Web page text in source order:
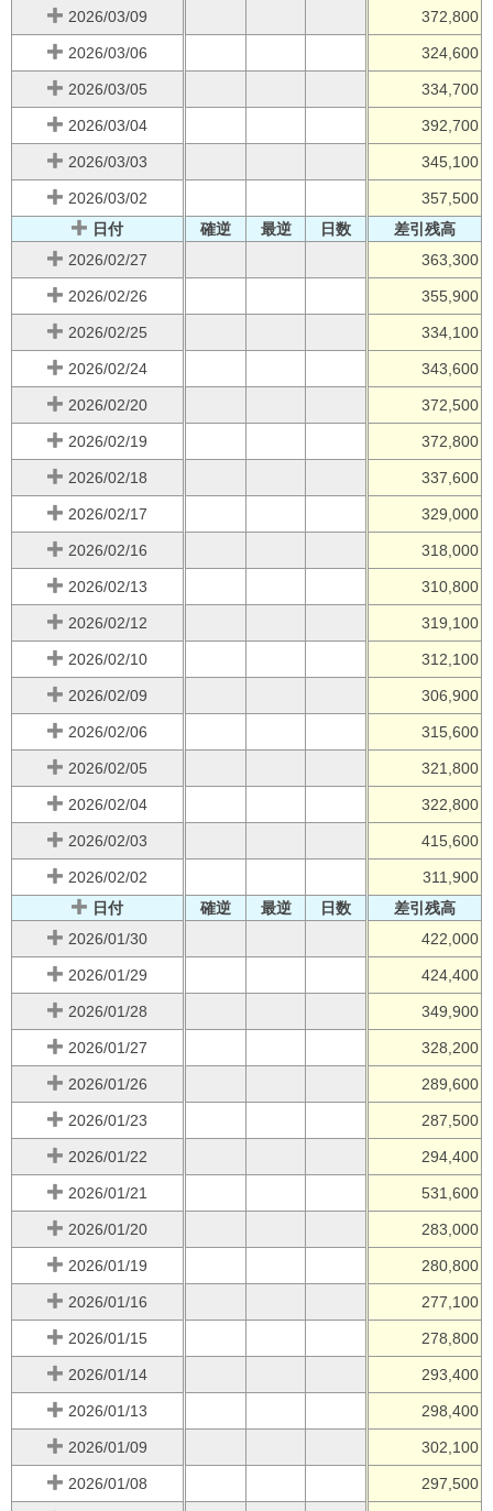
2026/03/09 372,800
2026/03/06 324,600
2026/03/05 334,700
2026/03/04 392,700
2026/03/03 345,100
2026/03/02
357,500
日付
確逆 最逆 日数
差引残高
2026/02/27
363,300
2026/02/26 355,900
2026/02/25 334,100
2026/02/24 343,600
2026/02/20 372,500
2026/02/19 372,800
2026/02/18 337,600
2026/02/17 329,000
2026/02/16 318,000
2026/02/13 310,800
2026/02/12 319,100
2026/02/10 312,100
2026/02/09 306,900
2026/02/06 315,600
2026/02/05 321,800
2026/02/04 322,800
2026/02/03 415,600
2026/02/02
311,900
日付
確逆 最逆 日数
差引残高
2026/01/30
422,000
2026/01/29 424,400
2026/01/28 349,900
2026/01/27 328,200
2026/01/26 289,600
2026/01/23 287,500
2026/01/22 294,400
2026/01/21 531,600
2026/01/20 283,000
2026/01/19 280,800
2026/01/16 277,100
2026/01/15 278,800
2026/01/14 293,400
2026/01/13 298,400
2026/01/09 302,100
2026/01/08 297,500